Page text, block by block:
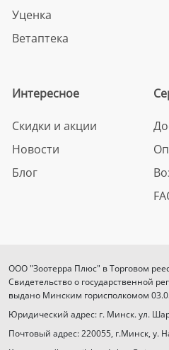
Уценка
Ветаптека
Интересное
Скидки и акции
Новости
Блог
ООО "Зоотерра Плюс" в Торговом
Свидетельство о государственной
выдано Минским горисполкомом
Юридический адрес: г. Минск. ул.
Почтовый адрес: 220055, г.Минск, у.